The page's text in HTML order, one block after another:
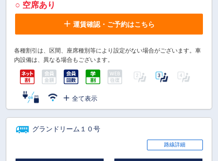
○ 空席あり
運賃確認・ご予約はこちら
各種割引は、区間、座席種別等により設定がない場合がございます。車
内設備は、異なる場合もございます。
全て表示
グランドリーム１０号
路線詳細